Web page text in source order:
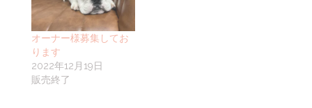
オーナー様募集してお
ります
2022年12月19日
販売終了